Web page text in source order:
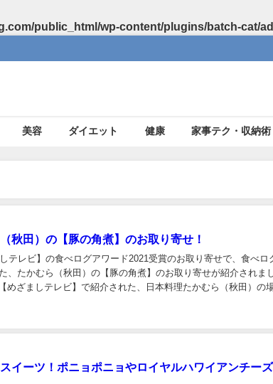
public_html/wp-content/plugins/batch-cat/
美容 ダイエット 健康 家事テク・収納術
秋田）の【豚の角煮】のお取り寄せ！
テレビ】の食べログアワード2021受賞のお取り寄せで、食べロ
、たかむら（秋田）の【豚の角煮】のお取り寄せが紹介されま
めざましテレビ】で紹介された、日本料理たかむら（秋田）の場
イーツ！ポニョポニョやロイヤルハワイアンチー